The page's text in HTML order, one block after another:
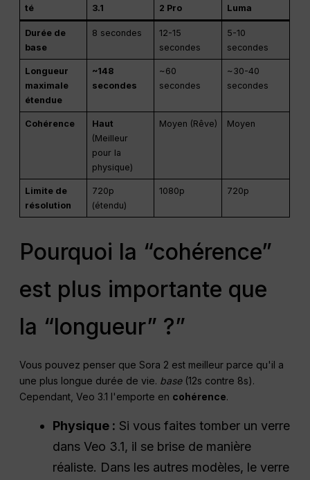
té
3.1
2 Pro
Luma
Durée de
base
8 secondes
12-15
secondes
5-10
secondes
Longueur
maximale
étendue
~148
secondes
~60
secondes
~30-40
secondes
Cohérence
Haut
(Meilleur
pour la
physique)
Moyen (Rêve) Moyen
Limite de
résolution
720p
(étendu)
1080p 720p
Pourquoi la “cohérence”
est plus importante que
la “longueur” ?”
Vous pouvez penser que Sora 2 est meilleur parce qu'il a
une plus longue durée de vie. base(12s contre 8s).
Cependant, Veo 3.1 l'emporte en cohérence.
Physique : Si vous faites tomber un verre
dans Veo 3.1, il se brise de manière
réaliste. Dans les autres modèles, le verre